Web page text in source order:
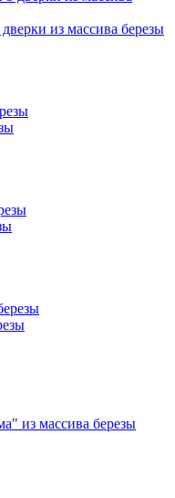
из массива березы
из массива березы